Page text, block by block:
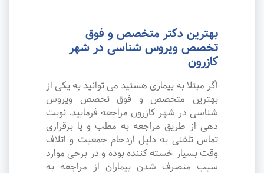
بهترین دکتر متخصص و فوق
تخصص ویروس شناسی در شهر
کازرون
اگر مبتلا به بیماری هستید می توانید به یکی از
بهترین متخصص و فوق تخصص ویروس
شناسی در شهر کازرون مراجعه فرمایید. نوبت
دهی از طریق مراجعه به مطب و یا برقراری
تماس تلفنی به دلیل ازدحام جمعیت و اتلاف
وقت بسیار خسته کننده بوده و در برخی موارد
سبب منصرف شدن بیماران از مراجعه به